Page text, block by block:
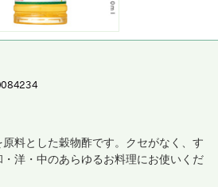
料とした穀物酢です。クセがなく、す
洋・中のあらゆるお料理にお使いくだ